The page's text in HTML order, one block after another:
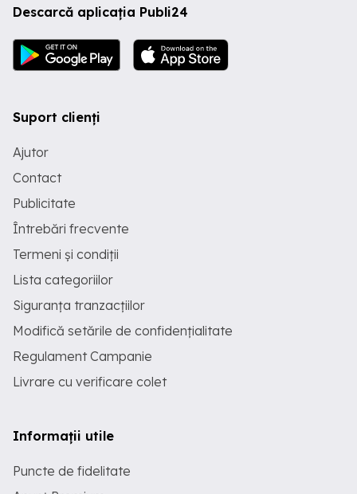
Descarcă aplicația Publi24
Suport clienți
Ajutor
Contact
Publicitate
Întrebări frecvente
Termeni și condiții
Lista categoriilor
Siguranța tranzacțiilor
Modifică setările de confidențialitate
Regulament Campanie
Livrare cu verificare colet
Informații utile
Puncte de fidelitate